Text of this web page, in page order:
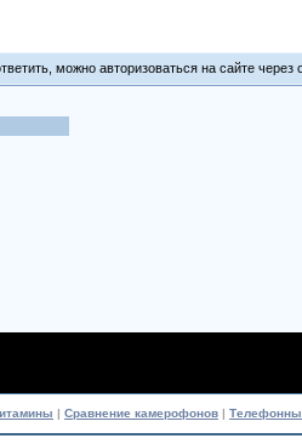
можно авторизоваться на сайте через
| Сравнение камерофонов |